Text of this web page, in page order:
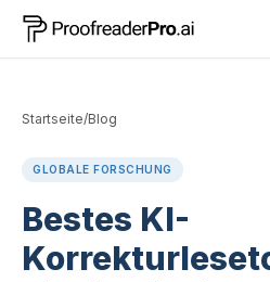
Startseite/Blog
GLOBALE FORSCHUNG
Bestes KI-